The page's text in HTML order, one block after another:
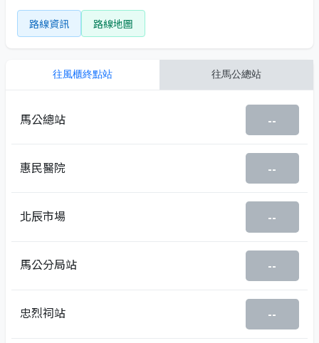
路線資訊 路線地圖
往風櫃終點站 往馬公總站
馬公總站 --
惠民醫院 --
北辰市場 --
馬公分局站 --
忠烈祠站 --